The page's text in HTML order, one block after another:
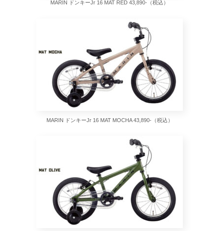
MARIN ドンキーJr 16 MAT RED 43,890-（税込）
MARIN ドンキーJr 16 MAT MOCHA 43,890-（税込）